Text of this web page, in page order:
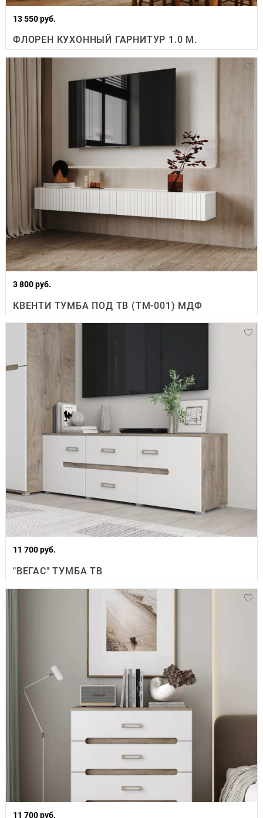
13 550 руб.
ФЛОРЕН КУХОННЫЙ ГАРНИТУР 1.0 М.
3 800 руб.
КВЕНТИ ТУМБА ПОД ТВ (ТМ-001) МДФ
11 700 руб.
"ВЕГАС" ТУМБА ТВ
11 700 руб.